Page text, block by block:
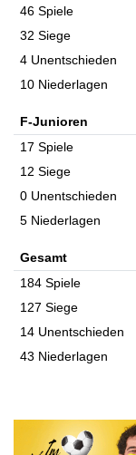
46 Spiele
32 Siege
4 Unentschieden
10 Niederlagen
F-Junioren
17 Spiele
12 Siege
0 Unentschieden
5 Niederlagen
Gesamt
184 Spiele
127 Siege
14 Unentschieden
43 Niederlagen